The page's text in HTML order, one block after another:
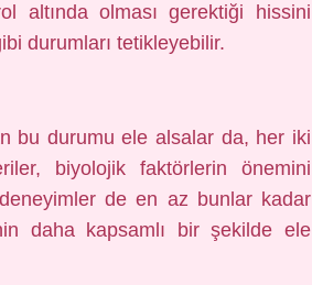
altında olması gerektiği hissini
durumları tetikleyebilir.
bu durumu ele alsalar da, her iki
biyolojik faktörlerin önemini
de en az bunlar kadar
daha kapsamlı bir şekilde ele